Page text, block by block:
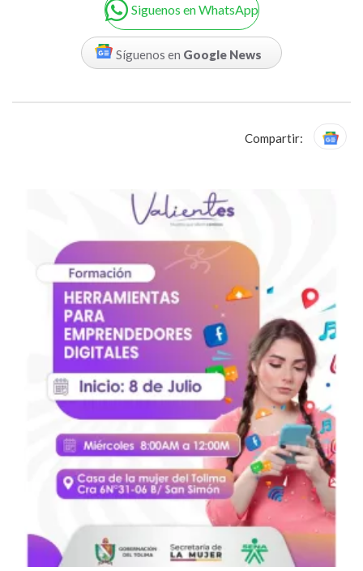
Siguenos en WhatsApp
Síguenos en Google News
Compartir: